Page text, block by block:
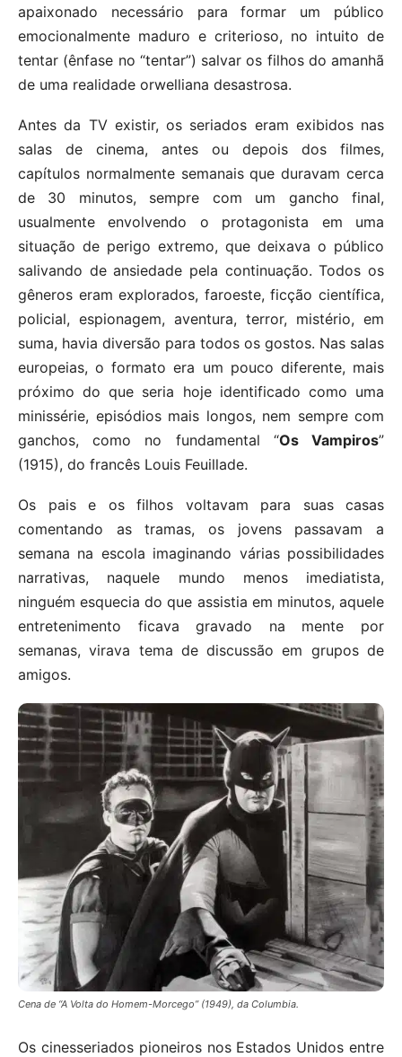
apaixonado necessário para formar um público
emocionalmente maduro e criterioso, no intuito de
tentar (ênfase no “tentar”) salvar os filhos do amanhã
de uma realidade orwelliana desastrosa.
Antes da TV existir, os seriados eram exibidos nas
salas de cinema, antes ou depois dos filmes,
capítulos normalmente semanais que duravam cerca
de 30 minutos, sempre com um gancho final,
usualmente envolvendo o protagonista em uma
situação de perigo extremo, que deixava o público
salivando de ansiedade pela continuação. Todos os
gêneros eram explorados, faroeste, ficção científica,
policial, espionagem, aventura, terror, mistério, em
suma, havia diversão para todos os gostos. Nas salas
europeias, o formato era um pouco diferente, mais
próximo do que seria hoje identificado como uma
minissérie, episódios mais longos, nem sempre com
ganchos, como no fundamental “Os Vampiros”
(1915), do francês Louis Feuillade.
Os pais e os filhos voltavam para suas casas
comentando as tramas, os jovens passavam a
semana na escola imaginando várias possibilidades
narrativas, naquele mundo menos imediatista,
ninguém esquecia do que assistia em minutos, aquele
entretenimento ficava gravado na mente por
semanas, virava tema de discussão em grupos de
amigos.
Cena de “A Volta do Homem-Morcego” (1949), da Columbia.
Os cinesseriados pioneiros nos Estados Unidos entre